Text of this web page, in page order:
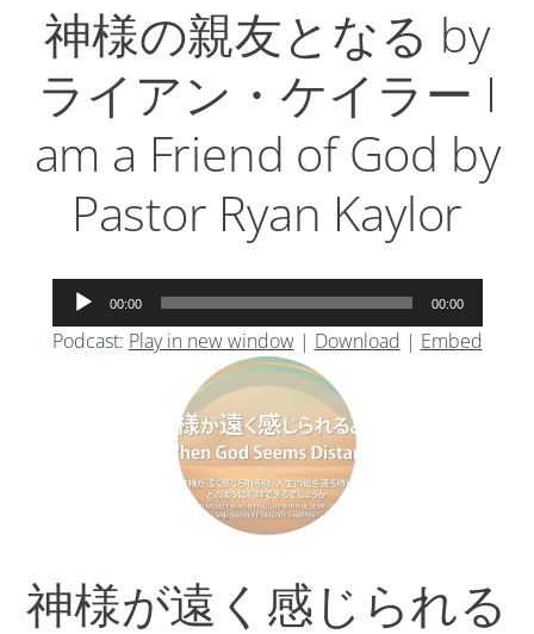
神様の親友となる by
ライアン・ケイラー I
am a Friend of God by
Pastor Ryan Kaylor
声
プ
00:00 00:00
Podcast: Play in new window| Download | Embed
神様が遠く感じられる